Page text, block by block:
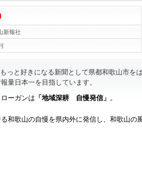
新報社
っと好きになる新聞として県都和歌山市を
量日本一を目指しています。
ーガンは 「地域深耕 自慢発信」 。
和歌山の自慢を県内外に発信し、和歌山の